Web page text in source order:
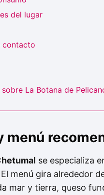
del lugar
contacto
La Botana de
menú
se especializa
menú gira alrededor
mar y tierra, queso